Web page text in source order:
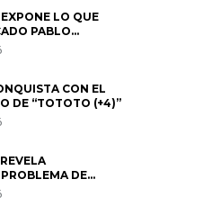
LO QUE
PABLO
FULLER: “UNA
QUERÍA EL
CON EL
DE “TOTOTO (+4)”
DE
SEPARARSE DE
UN